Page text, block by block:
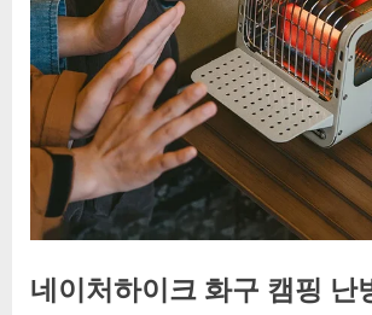
네이처하이크 화구 캠핑 난